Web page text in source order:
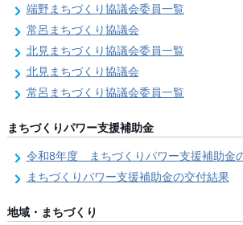
端野まちづくり協議会委員一覧
常呂まちづくり協議会
北見まちづくり協議会委員一覧
北見まちづくり協議会
常呂まちづくり協議会委員一覧
まちづくりパワー支援補助金
令和8年度 まちづくりパワー支援補助金の募集【受
まちづくりパワー支援補助金の交付結果
地域・まちづくり